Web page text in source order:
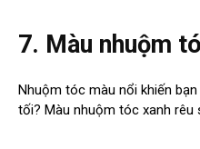
7. Màu nhuộm
Nhuộm tóc màu nổi khiến
tối? Màu nhuộm tóc xanh rêu